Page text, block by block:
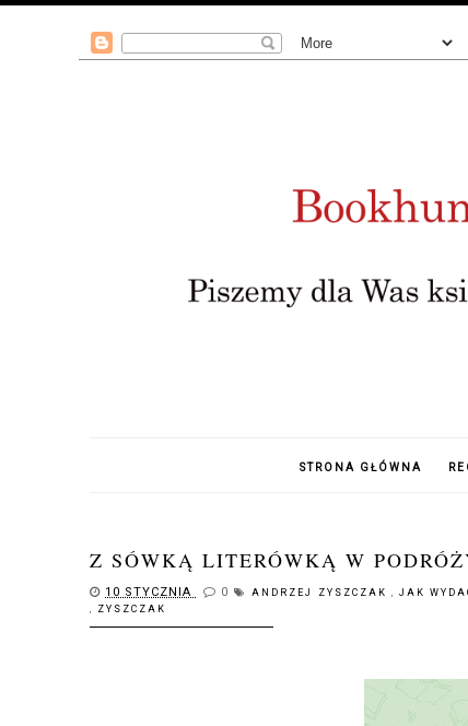
STRONA GŁÓWNA
Z SÓWKĄ LITERÓWKĄ W
10 STYCZNIA 0 ANDRZEJ ZYSZCZAK ,JAK
ZYSZCZAK